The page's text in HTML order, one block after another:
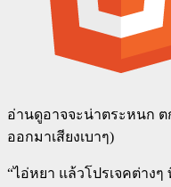
อ่านดูอาจจะน่าตระหนก ต
ออกมาเสียงเบาๆ)
“ไอ่หยา แล้วโปรเจคต่าง